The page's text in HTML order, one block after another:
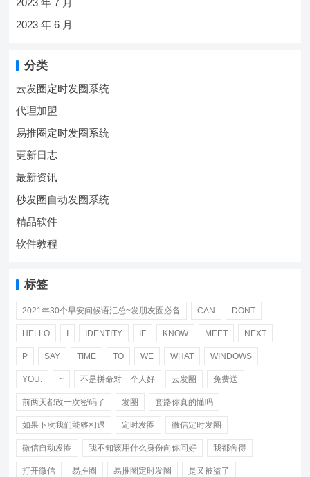
2023 年 7 月
2023 年 6 月
分类
云发圈定时发圈系统
代理加盟
易推圈定时发圈系统
更新日志
最新资讯
秒发圈自动发圈系统
精品软件
软件教程
标签
2021年30个早安问候语汇总~发朋友圈必备 CAN DONT
HELLO IDENTITY IF KNOW MEET NEXT
P SAY TIME TO WE WHAT WINDOWS
YOU. ~ 不是拼命对一个人好 云发圈 免费送
前两天都改一次密码了 发圈 套路你真的懂吗
如果下次我们能够相遇 定时发圈 微信定时发圈
微信自动发圈 我不知该用什么身份向你问好 我都舍得
打开微信 易推圈 易推圈定时发圈 是又被盗了